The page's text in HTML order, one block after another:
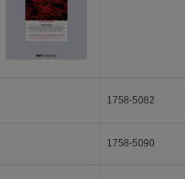
1758-5082
1758-5090